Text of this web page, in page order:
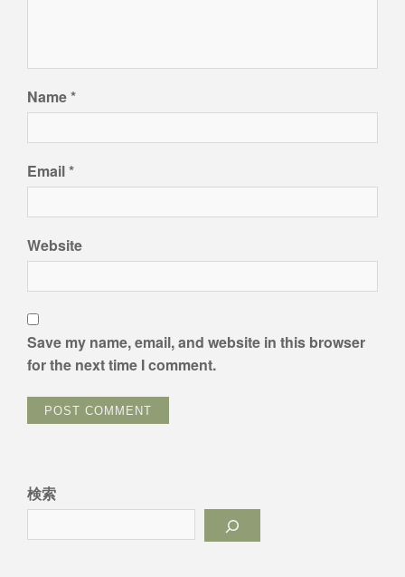
Name*
Email*
Website
Save my name, email, and website in this browser
for the next time I comment.
検索